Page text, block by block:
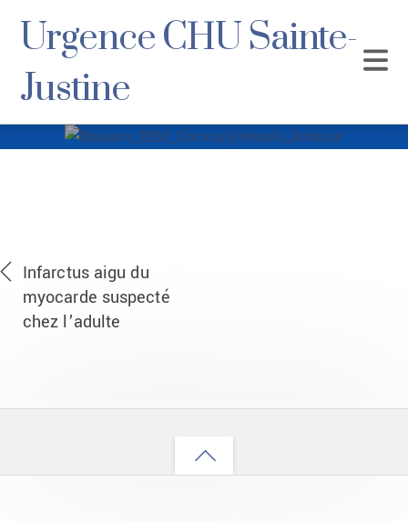
Urgence CHU Sainte-
Justine
Infarctus aigu du
myocarde suspecté
chez l’adulte
Back